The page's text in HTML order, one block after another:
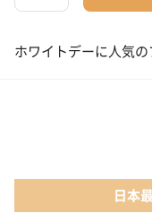
02 メイクアップ
04 コフレ・限定セット
ホワイトデーに人気
日本